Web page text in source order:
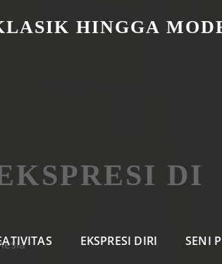
HINGGA
EKSPRESI DIRI SENI
DI